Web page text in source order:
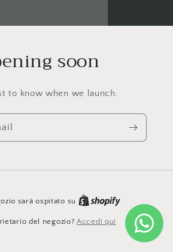
soon
to know when we launch.
sarà ospitato su
del negozio?Accedi qui